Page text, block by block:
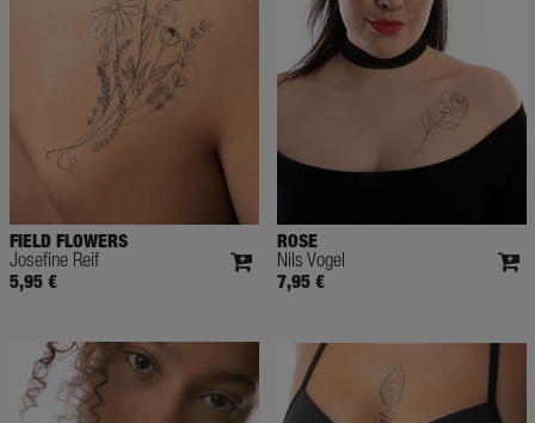
FIELD FLOWERS
Josefine Reif
5,95 €
ROSE
Nils Vogel
7,95 €